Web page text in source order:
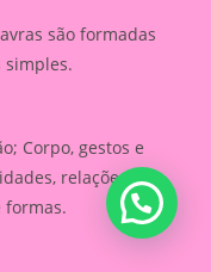
são formadas
simples.
Corpo, gestos e
relações e
formas.